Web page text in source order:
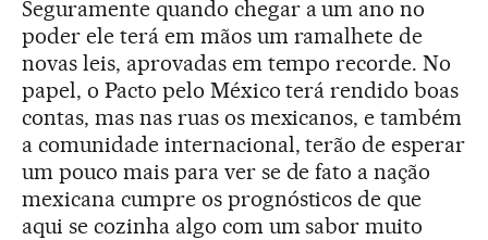
Seguramente quando chegar a um ano no
poder ele terá em mãos um ramalhete de
novas leis, aprovadas em tempo recorde. No
papel, o Pacto pelo México terá rendido boas
contas, mas nas ruas os mexicanos, e também
a comunidade internacional, terão de esperar
um pouco mais para ver se de fato a nação
mexicana cumpre os prognósticos de que
aqui se cozinha algo com um sabor muito